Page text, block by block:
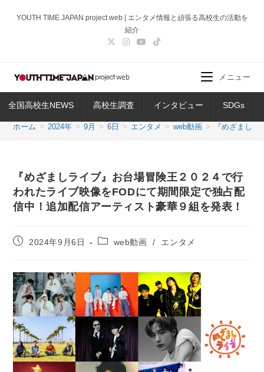
ス
ッ
YOUTH TIME JAPAN project web | エンタメ情報と頑張る高校生の活動を
紹介
全国高校生NEWS 高校生調査 インタビュー SDGs
メニュー
ホーム > 2024年 > 9月 > 6日 > エンタメ > web動画 > 『めざまし
『めざましライブ』お台場冒険王２０２４で行
われたライブ映像をFODにて期間限定で独占配
信中！追加配信アーティスト豪華９組を発表！
投
開
日:
2024年9月6日
投
テ
ゴ
リ
ー:
web動画 / エンタメ